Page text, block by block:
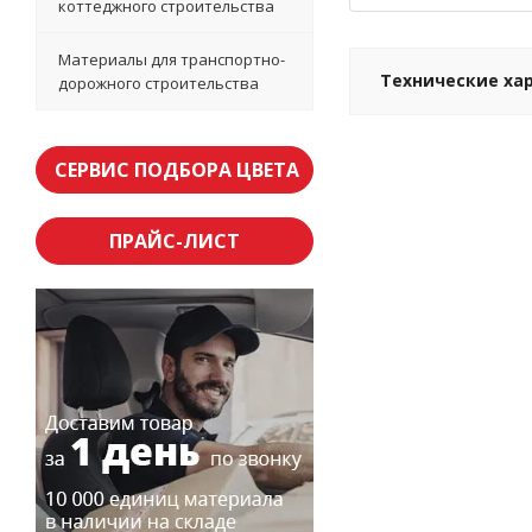
Технические
коттеджного строительства
Материалы для транспортно-
дорожного строительства
СЕРВИС ПОДБОРА ЦВЕТА
ПРАЙС-ЛИСТ